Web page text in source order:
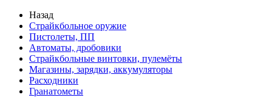
Назад
Страйкбольное оружие
Пистолеты, ПП
Автоматы, дробовики
Страйкбольные винтовки, пулемёты
Магазины, зарядки, аккумуляторы
Расходники
Гранатометы